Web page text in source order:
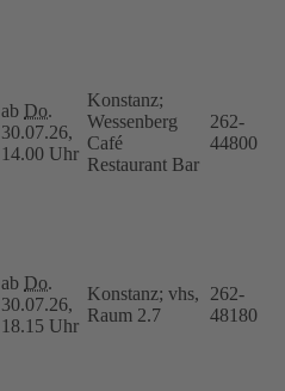
ab Do.
30.07.26,
14.00 Uhr
Konstanz;
Wessenberg
Café
Restaurant Bar
262-
44800
ab Do.
30.07.26,
18.15 Uhr
Konstanz; vhs,
Raum 2.7
262-
48180